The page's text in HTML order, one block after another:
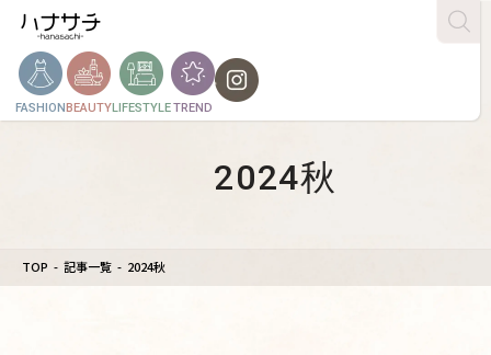
FASHIONBEAUTYLIFESTYLETREND
2024秋
TOP 記事一覧 2024秋